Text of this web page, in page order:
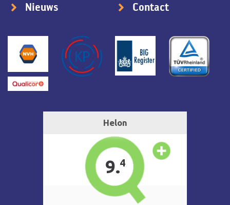
Nieuws
Contact